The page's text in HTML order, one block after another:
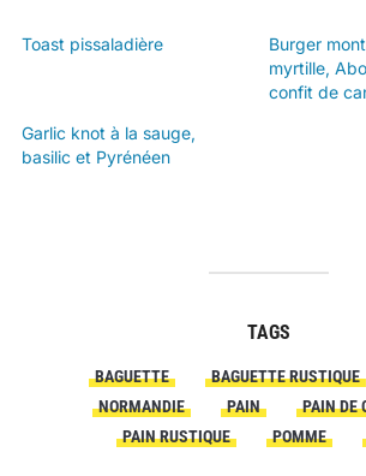
Toast pissaladière
Burger
myrtille,
confit de
Garlic knot à la sauge,
basilic et Pyrénéen
TAGS
BAGUETTE BAGUETTE RUSTIQUE
NORMANDIE
PAIN
PAIN DE
PAIN RUSTIQUE
POMME